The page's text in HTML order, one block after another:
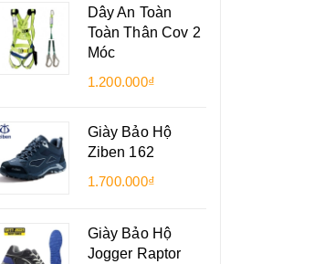
Dây An Toàn
Toàn Thân Cov 2
Móc
1.200.000₫
Giày Bảo Hộ
Ziben 162
1.700.000₫
Giày Bảo Hộ
Jogger Raptor